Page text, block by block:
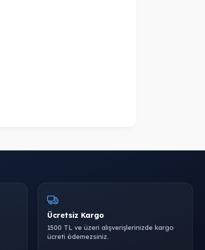
Ücretsiz Kargo
1500 TL ve üzeri alışverişlerinizde kargo
ücreti ödemezsiniz.